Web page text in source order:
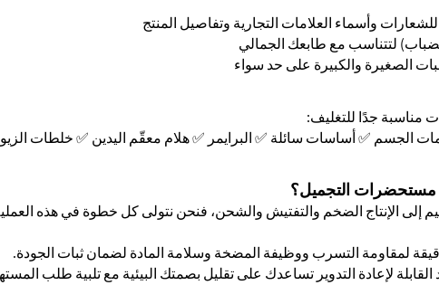
وأسماء العلامات التجارية وتفاصيل المنتج
لتتناسب مع طابعك الجمالي
الصغيرة والكبيرة على حد سواء
مناسبة جدًا للتغليف:
✅ أساسات سائلة ✅ البرايمر ✅ هلام معقّم اليدين ✅ خلطات
مستحضرات التجميل؟
إلى الإنتاج الضخم والتفتيش والشحن، فنحن نتولى كل خطوة في هذه
لمقاومة التسرب ووظيفة المضخة وسلامة المادة لضمان ثبات الجودة.
القابلة لإعادة التدوير تساعدك على تقليل بصمتك البيئية مع تلبية طلب